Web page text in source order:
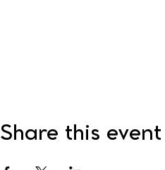
Share this event